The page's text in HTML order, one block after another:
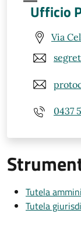
Ufficio
Via
0437
Tutela
Tutela